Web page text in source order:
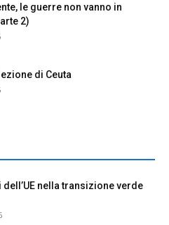
le guerre non vanno in
2)
di Ceuta
dell’UE nella transizione verde